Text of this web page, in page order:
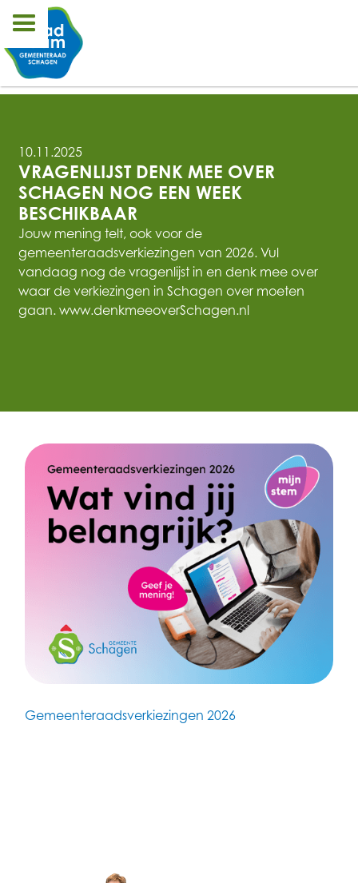
10.11.2025
VRAGENLIJST DENK MEE OVER
SCHAGEN NOG EEN WEEK
BESCHIKBAAR
Jouw mening telt, ook voor de
gemeenteraadsverkiezingen van 2026. Vul
vandaag nog de vragenlijst in en denk mee over
waar de verkiezingen in Schagen over moeten
gaan. www.denkmeeoverSchagen.nl
Gemeenteraadsverkiezingen 2026